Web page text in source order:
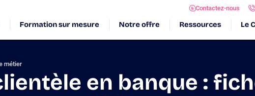
Contactez-nous
Formation sur mesure Notre offre Ressources Le
métier
en banque :